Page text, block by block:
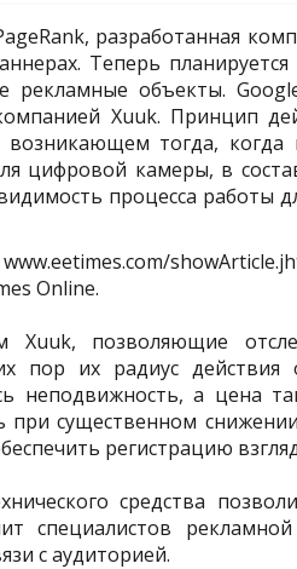
разработанная
Теперь
рекламные объекты.
Xuuk. Принцип
возникающем тогда, когда
цифровой камеры, в
процесса
Online.
Xuuk, позволяющие
пор их радиус действия
неподвижность, а цена
при существенном
регистрацию
средства
специалистов
с аудиторией.